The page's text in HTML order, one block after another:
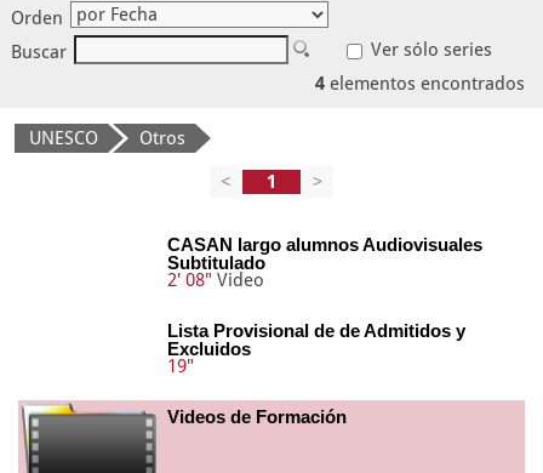
Orden
Buscar
Ver sólo series
4 elementos encontrados
UNESCO
Otros
<
>
CASAN largo alumnos Audiovisuales
Subtitulado
2' 08" Video
Lista Provisional de de Admitidos y
Excluidos
19"
Videos de Formación